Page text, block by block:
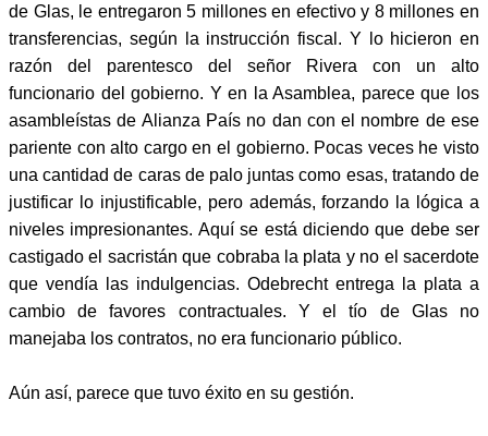
de Glas, le entregaron 5 millones en efectivo y 8 millones en
transferencias, según la instrucción fiscal. Y lo hicieron en
razón del parentesco del señor Rivera con un alto
funcionario del gobierno. Y en la Asamblea, parece que los
asambleístas de Alianza País no dan con el nombre de ese
pariente con alto cargo en el gobierno. Pocas veces he visto
una cantidad de caras de palo juntas como esas, tratando de
justificar lo injustificable, pero además, forzando la lógica a
niveles impresionantes. Aquí se está diciendo que debe ser
castigado el sacristán que cobraba la plata y no el sacerdote
que vendía las indulgencias. Odebrecht entrega la plata a
cambio de favores contractuales. Y el tío de Glas no
manejaba los contratos, no era funcionario público.
Aún así, parece que tuvo éxito en su gestión.